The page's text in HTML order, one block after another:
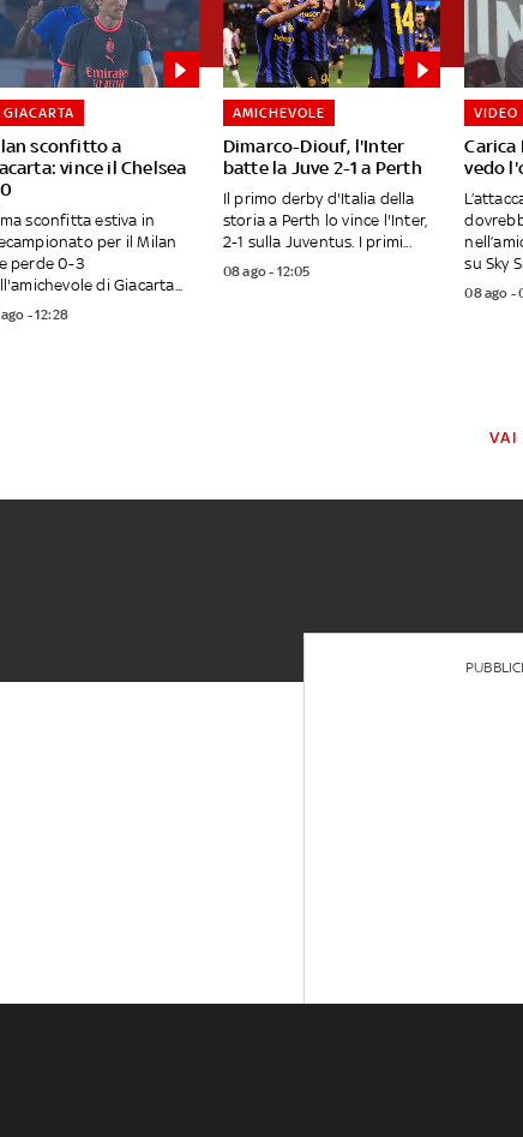
sconfitto a
vince il Chelsea
GIACARTA
sconfitta estiva in
per il Milan
perde 0-3
di Giacarta...
- 12:28
Dimarco-Diouf, l'Inter
batte la Juve 2-1 a Perth
AMICHEVOLE
Il primo derby d'Italia della
storia a Perth lo vince l'Inter,
2-1 sulla Juventus. I primi...
08 ago - 12:05
Carica
vedo
VIDEO
su Sky
08 ago -
VAI